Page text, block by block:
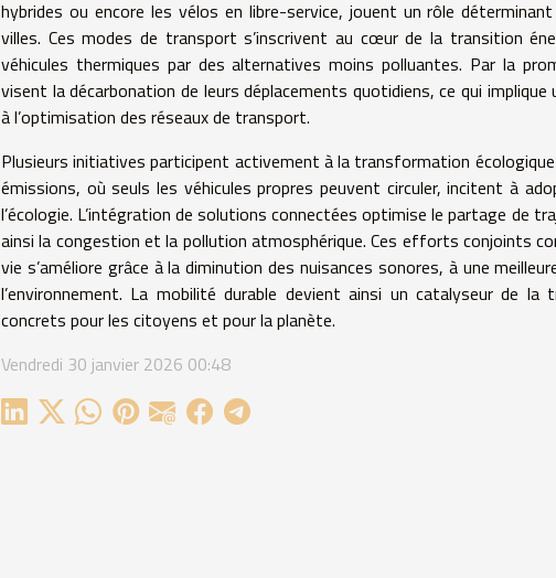
hybrides ou encore les vélos en libre-service, jouent un rôle
villes. Ces modes de transport s’inscrivent au cœur de la transition
véhicules thermiques par des alternatives moins polluantes. Par la
visent la décarbonation de leurs déplacements quotidiens, ce qui
à l’optimisation des réseaux de transport.
Plusieurs initiatives participent activement à la transformation écologique
émissions, où seuls les véhicules propres peuvent circuler, incitent à
l’écologie. L’intégration de solutions connectées optimise le partage de
ainsi la congestion et la pollution atmosphérique. Ces efforts conjoints
vie s’améliore grâce à la diminution des nuisances sonores, à une
l’environnement. La mobilité durable devient ainsi un catalyseur de
concrets pour les citoyens et pour la planète.
Vendredi 30 janvier 2026 00:48